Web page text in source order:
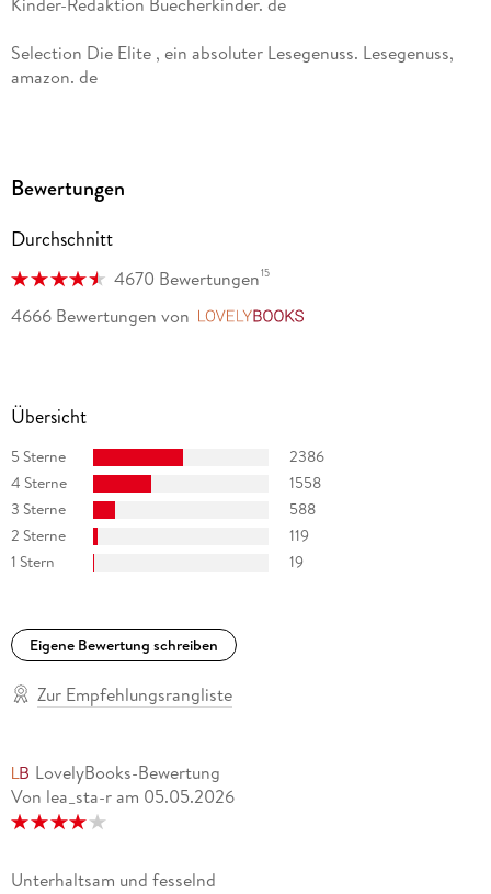
Selection Die Elite , ein absoluter Lesegenuss. Lesegenuss,
amazon. de
kann man den dritten Band kaum erwarten. Sarah Freitag,
Bewertungen
Durchschnitt
4670 Bewertungen15
4666 Bewertungen von
Übersicht
5 Sterne
2386
4 Sterne
1558
3 Sterne
588
2 Sterne
119
1 Stern
19
Eigene Bewertung schreiben
Zur Empfehlungsrangliste
LovelyBooks-Bewertung
Von lea_sta-r am 05.05.2026
Unterhaltsam und fesselnd